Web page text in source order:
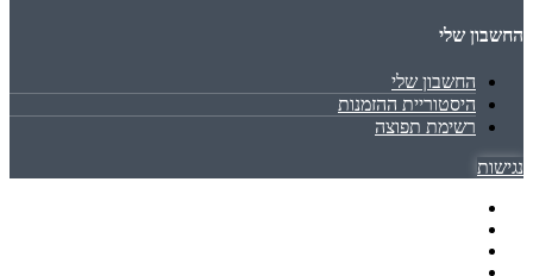
החשבון שלי
החשבון שלי
היסטוריית ההזמנות
רשימת תפוצה
נגישות